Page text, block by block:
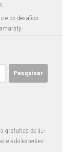
e os desafios
gratuitas de jiu-
e adolescentes